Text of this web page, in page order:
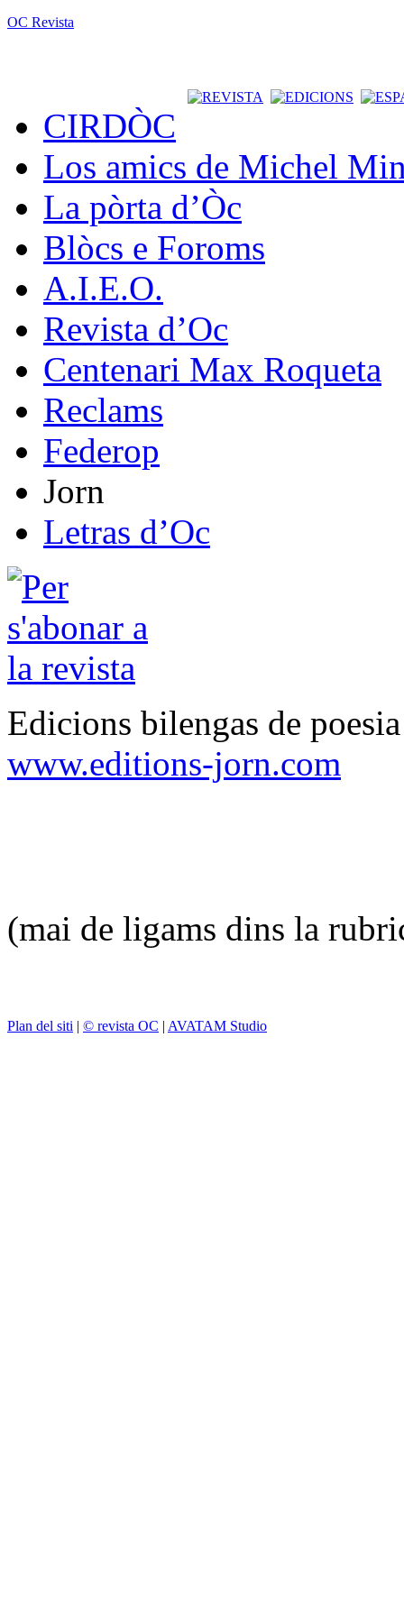
OC Revista
CIRDÒC
Los amics de Michel
La pòrta d’Òc
Blòcs e Foroms
A.I.E.O.
Revista d’Oc
Centenari Max Roqueta
Reclams
Federop
Jorn
Letras d’Oc
Edicions bilengas de
www.editions-jorn.com
(mai de ligams dins la
Plan del siti | © revista OC | AVATAM Studio